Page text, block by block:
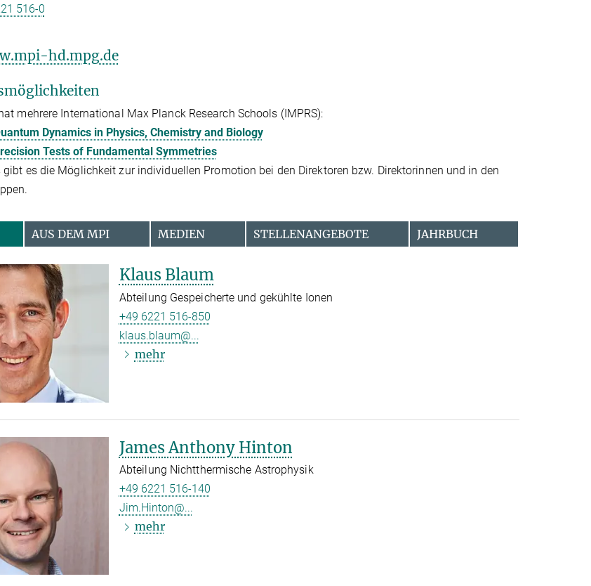
516-0
hd.mpg.de
mehrere International Max Planck Research Schools (IMPRS):
Dynamics in Physics, Chemistry and Biology
Tests of Fundamental Symmetries
gibt es die Möglichkeit zur individuellen Promotion bei den Direktoren bzw. Direktorinnen und in den
AUS DEM MPI MEDIEN STELLENANGEBOTE JAHRBUCH
Klaus Blaum
Abteilung Gespeicherte und gekühlte Ionen
+49 6221 516-850
klaus.blaum@...
mehr
James Anthony Hinton
Abteilung Nichtthermische Astrophysik
+49 6221 516-140
Jim.Hinton@...
mehr